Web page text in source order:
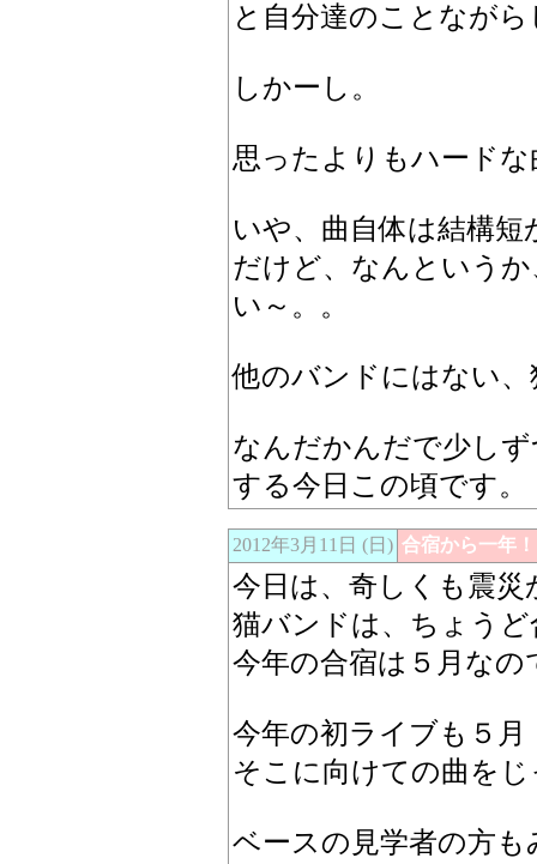
と自分達のことなが
しかーし。
思ったよりもハード
いや、曲自体は結構
だけど、なんという
い～。。
他のバンドにはない
なんだかんだで少し
する今日この頃です。
2012年3月11日 (日) 合宿から一年！
今日は、奇しくも震災
猫バンドは、ちょう
今年の合宿は５月な
今年の初ライブも５月
そこに向けての曲を
ベースの見学者の方